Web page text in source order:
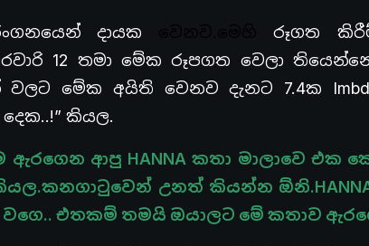
දායක
රූගත කිරීම්
12 තමා මේක රූපගත වෙලා තියෙන්නෙ.
මේක අයිති වෙනව දැනට 7.4ක
කියල.
ආපු HANNA කතා මාලාවෙ
උනත් කියන්න
වගෙ.. එතකම් තමයි ඔයාලට මේ කතාව